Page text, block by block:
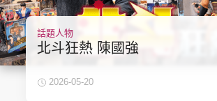
關於我們
隱私政策聲明
話題人物
北斗狂熱 陳國強
2026-05-20